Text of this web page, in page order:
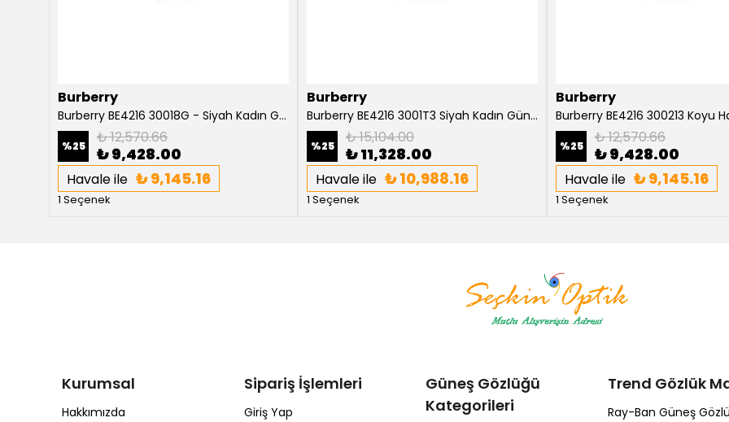
Burberry
Burberry BE4216 30018G - Siyah Kadın Güneş Gözlüğü
%25 ₺ 12,570.66
₺ 9,428.00
Havale ile ₺ 9,145.16
1 Seçenek
Burberry
Burberry BE4216 3001T3 Siyah Kadın Güneş Gözlüğü
%25 ₺ 15,104.00
₺ 11,328.00
Havale ile ₺ 10,988.16
1 Seçenek
Burberry
%25 ₺ 12,570.66
₺ 9,428.00
Havale ile ₺ 9,145.16
1 Seçenek
Kurumsal
Hakkımızda
Sipariş İşlemleri
Giriş Yap
Güneş Gözlüğü
Kategorileri
Trend Gözlük
Ray-Ban Güneş